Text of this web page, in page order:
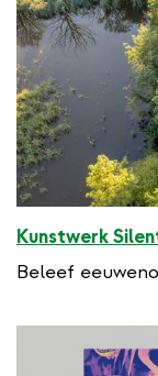
Kunstwerk
Beleef